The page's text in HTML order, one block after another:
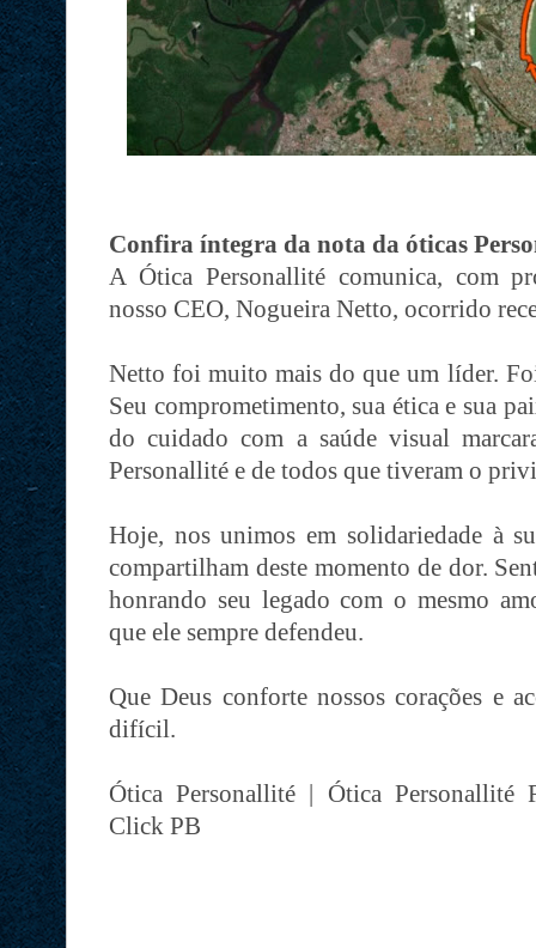
Confira íntegra da nota da óticas
A Ótica Personallité comunica, com
nosso CEO, Nogueira Netto, ocorrido
Netto foi muito mais do que um líder.
Seu comprometimento, sua ética e sua
do cuidado com a saúde visual
Personallité e de todos que tiveram o
Hoje, nos unimos em solidariedade à
compartilham deste momento de dor.
honrando seu legado com o mesmo
que ele sempre defendeu.
Que Deus conforte nossos corações e
difícil.
Ótica Personallité | Ótica Personallité
Click PB